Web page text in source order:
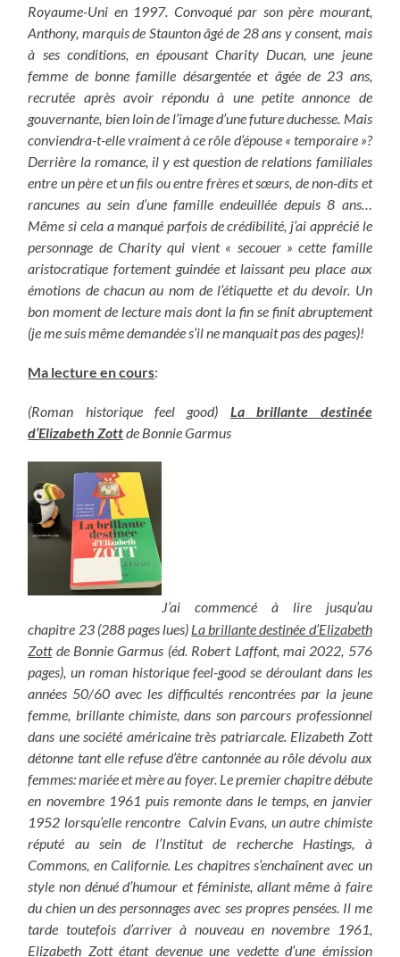
Royaume-Uni en 1997. Convoqué par son père mourant,
Anthony, marquis de Staunton âgé de 28 ans y consent, mais
à ses conditions, en épousant Charity Ducan, une jeune
femme de bonne famille désargentée et âgée de 23 ans,
recrutée après avoir répondu à une petite annonce de
gouvernante, bien loin de l’image d’une future duchesse. Mais
conviendra-t-elle vraiment à ce rôle d’épouse « temporaire »?
Derrière la romance, il y est question de relations familiales
entre un père et un fils ou entre frères et sœurs, de non-dits et
rancunes au sein d’une famille endeuillée depuis 8 ans…
Même si cela a manqué parfois de crédibilité, j’ai apprécié le
personnage de Charity qui vient « secouer » cette famille
aristocratique fortement guindée et laissant peu place aux
émotions de chacun au nom de l’étiquette et du devoir. Un
bon moment de lecture mais dont la fin se finit abruptement
(je me suis même demandée s’il ne manquait pas des pages)!
Ma lecture en cours:
(Roman historique feel good) La brillante destinée
d’Elizabeth Zottde Bonnie Garmus
J’ai commencé à lire jusqu’au
chapitre 23 (288 pages lues) La brillante destinée d’Elizabeth
Zottde Bonnie Garmus (éd. Robert Laffont, mai 2022, 576
pages), un roman historique feel-good se déroulant dans les
années 50/60 avec les difficultés rencontrées par la jeune
femme, brillante chimiste, dans son parcours professionnel
dans une société américaine très patriarcale. Elizabeth Zott
détonne tant elle refuse d’être cantonnée au rôle dévolu aux
femmes: mariée et mère au foyer. Le premier chapitre débute
en novembre 1961 puis remonte dans le temps, en janvier
1952 lorsqu’elle rencontre Calvin Evans, un autre chimiste
réputé au sein de l’Institut de recherche Hastings, à
Commons, en Californie. Les chapitres s’enchaînent avec un
style non dénué d’humour et féministe, allant même à faire
du chien un des personnages avec ses propres pensées. Il me
tarde toutefois d’arriver à nouveau en novembre 1961,
Elizabeth Zott étant devenue une vedette d’une émission